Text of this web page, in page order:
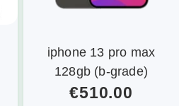
iphone 13 pro max
128gb (b-grade)
€510.00